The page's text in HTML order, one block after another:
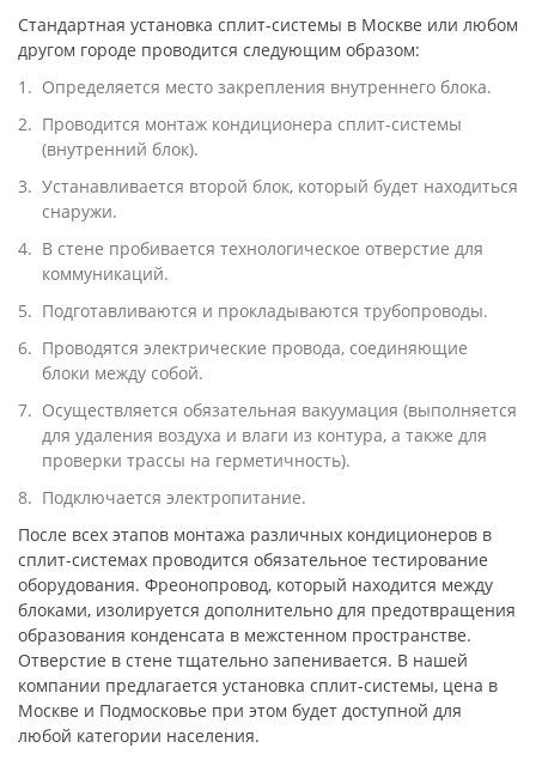
Стандартная установка сплит-системы в Москве или любом
другом городе проводится следующим образом:
Определяется место закрепления внутреннего блока.
Проводится монтаж кондиционера сплит-системы
(внутренний блок).
Устанавливается второй блок, который будет находиться
снаружи.
В стене пробивается технологическое отверстие для
коммуникаций.
Подготавливаются и прокладываются трубопроводы.
Проводятся электрические провода, соединяющие
блоки между собой.
Осуществляется обязательная вакуумация (выполняется
для удаления воздуха и влаги из контура, а также для
проверки трассы на герметичность).
Подключается электропитание.
После всех этапов монтажа различных кондиционеров в
сплит-системах проводится обязательное тестирование
оборудования. Фреонопровод, который находится между
блоками, изолируется дополнительно для предотвращения
образования конденсата в межстенном пространстве.
Отверстие в стене тщательно запенивается. В нашей
компании предлагается установка сплит-системы, цена в
Москве и Подмосковье при этом будет доступной для
любой категории населения.